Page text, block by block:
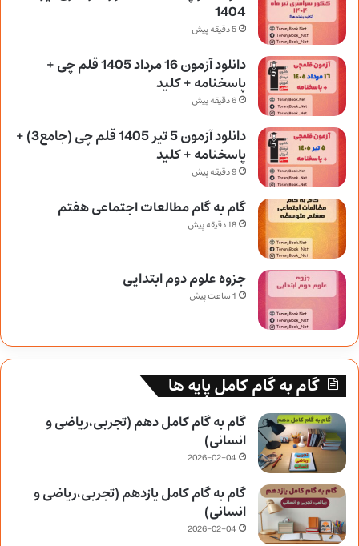
1404
5 دقیقه پیش
دانلود آزمون 16 مرداد 1405 قلم چی +
پاسخنامه + کلید
6 دقیقه پیش
دانلود آزمون 5 تیر 1405 قلم چی (جامع3) +
پاسخنامه + کلید
9 دقیقه پیش
گام به گام مطالعات اجتماعی هفتم
18 دقیقه پیش
جزوه علوم دوم ابتدایی
1 ساعت پیش
گام به گام کامل پایه ها
گام به گام کامل دهم (تجربی،ریاضی و
انسانی)
2026-02-04
گام به گام کامل یازدهم (تجربی،ریاضی و
انسانی)
2026-02-04